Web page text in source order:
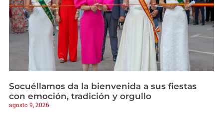
Socuéllamos da la bienvenida a sus fiestas
con emoción, tradición y orgullo
agosto 9, 2026